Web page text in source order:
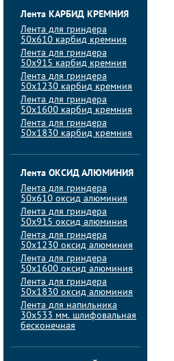
Лента КАРБИД КРЕМНИЯ
Лента для гриндера
50х610 карбид кремния
Лента для гриндера
50х915 карбид кремния
Лента для гриндера
50х1230 карбид кремния
Лента для гриндера
50х1600 карбид кремния
Лента для гриндера
50х1830 карбид кремния
Лента ОКСИД АЛЮМИНИЯ
Лента для гриндера
50х610 оксид алюминия
Лента для гриндера
50х915 оксид алюминия
Лента для гриндера
50х1230 оксид алюминия
Лента для гриндера
50х1600 оксид алюминия
Лента для гриндера
50х1830 оксид алюминия
Лента для напильника
30х533 мм. шлифовальная
бесконечная